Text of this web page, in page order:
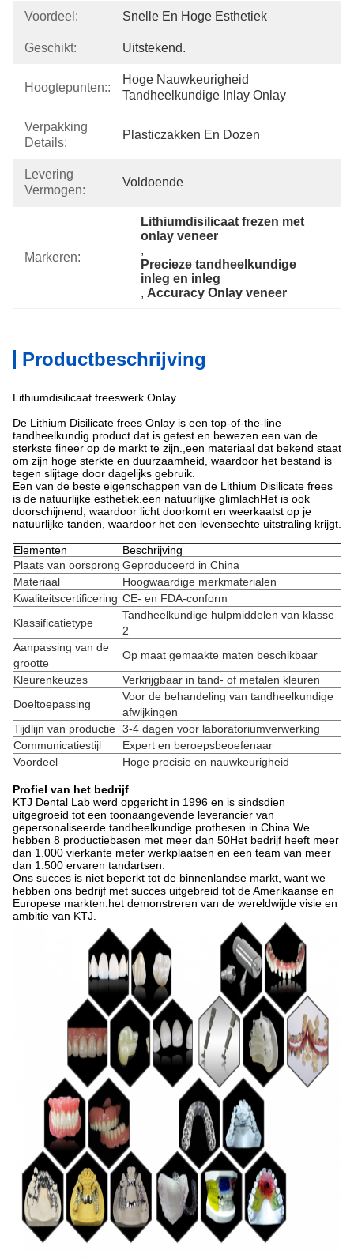
Voordeel: Snelle En Hoge Esthetiek
Geschikt: Uitstekend.
Hoogtepunten::
Hoge Nauwkeurigheid
Tandheelkundige Inlay Onlay
Verpakking
Details:
Plasticzakken En Dozen
Levering
Vermogen:
Voldoende
Markeren:
Lithiumdisilicaat frezen met
onlay veneer
,
Precieze tandheelkundige
inleg en inleg
, Accuracy Onlay veneer
Productbeschrijving
Lithiumdisilicaat freeswerk Onlay
De Lithium Disilicate frees Onlay is een top-of-the-line
tandheelkundig product dat is getest en bewezen een van de
sterkste fineer op de markt te zijn.,een materiaal dat bekend staat
om zijn hoge sterkte en duurzaamheid, waardoor het bestand is
tegen slijtage door dagelijks gebruik.
Een van de beste eigenschappen van de Lithium Disilicate frees
is de natuurlijke esthetiek.een natuurlijke glimlachHet is ook
doorschijnend, waardoor licht doorkomt en weerkaatst op je
natuurlijke tanden, waardoor het een levensechte uitstraling krijgt.
Elementen
Beschrijving
Plaats van oorsprong Geproduceerd in China
Materiaal
Hoogwaardige merkmaterialen
Kwaliteitscertificering CE- en FDA-conform
Klassificatietype
Tandheelkundige hulpmiddelen van klasse
2
Aanpassing van de
grootte
Op maat gemaakte maten beschikbaar
Kleurenkeuzes
Verkrijgbaar in tand- of metalen kleuren
Doeltoepassing
Voor de behandeling van tandheelkundige
afwijkingen
Tijdlijn van productie 3-4 dagen voor laboratoriumverwerking
Communicatiestijl
Expert en beroepsbeoefenaar
Voordeel
Hoge precisie en nauwkeurigheid
Profiel van het bedrijf
KTJ Dental Lab werd opgericht in 1996 en is sindsdien
uitgegroeid tot een toonaangevende leverancier van
gepersonaliseerde tandheelkundige prothesen in China.We
hebben 8 productiebasen met meer dan 50Het bedrijf heeft meer
dan 1.000 vierkante meter werkplaatsen en een team van meer
dan 1.500 ervaren tandartsen.
Ons succes is niet beperkt tot de binnenlandse markt, want we
hebben ons bedrijf met succes uitgebreid tot de Amerikaanse en
Europese markten.het demonstreren van de wereldwijde visie en
ambitie van KTJ.